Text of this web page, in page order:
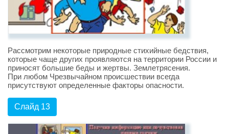
Рассмотрим некоторые природные стихийные бедствия,
которые чаще других проявляются на территории России и
приносят большие беды и жертвы. Землетрясения.
При любом Чрезвычайном происшествии всегда
присутствуют определенные факторы опасности.
Слайд 13